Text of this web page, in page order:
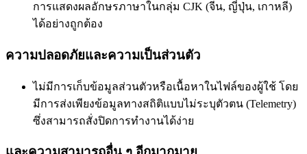
การแสดงผลอักษรภาษาในกลุ่ม CJK (จีน, ญี่ปุ่น, เกาหลี)
ได้อย่างถูกต้อง
ความปลอดภัยและความเป็นส่วนตัว
ไม่มีการเก็บข้อมูลส่วนตัวหรือเนื้อหาในไฟล์ของผู้ใช้ โดย
มีการส่งเพียงข้อมูลทางสถิติแบบไม่ระบุตัวตน (Telemetry)
ซึ่งสามารถสั่งปิดการทำงานได้ง่าย